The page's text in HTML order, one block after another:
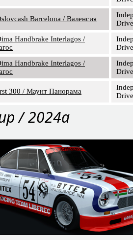
Barcelona / Валенсия
Handbrake Interlagos /
Handbrake Interlagos /
300 / Маунт Панорама
/ 2024a